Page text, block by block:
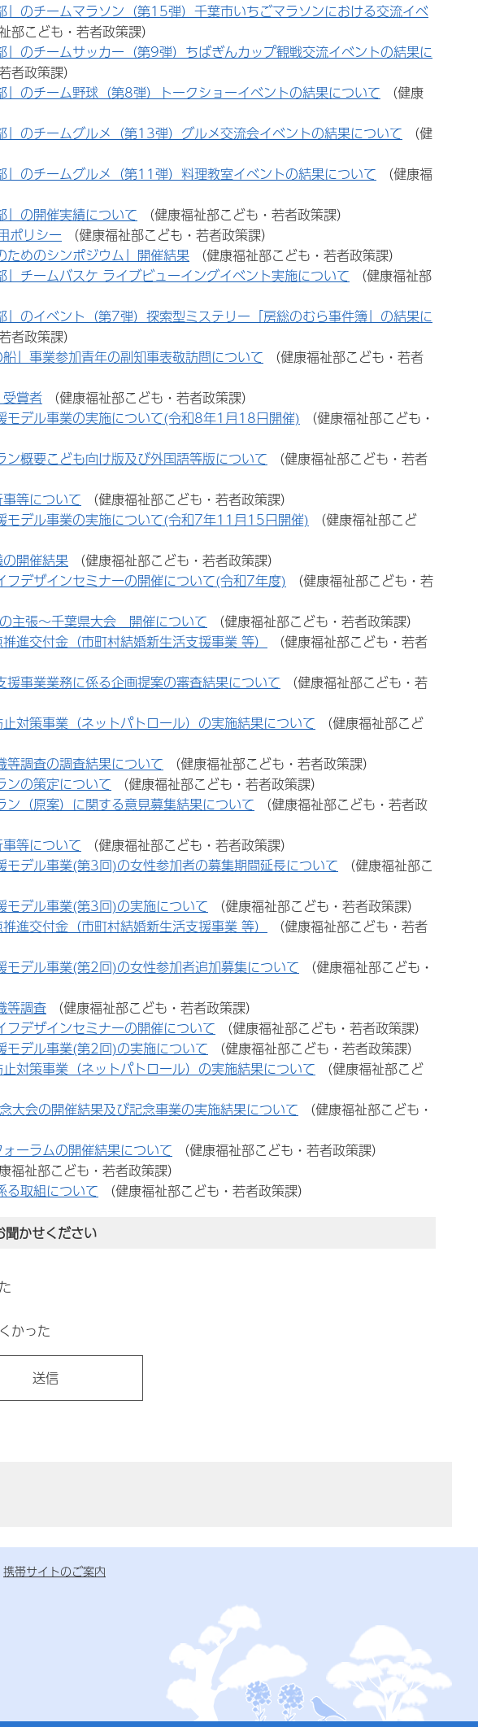
」のチームマラソン（第15弾）千葉市いちごマラソンにおける交流イベ
部こども・若者政策課）
のチームサッカー（第9弾）ちばぎんカップ観戦交流イベントの結果に
者政策課）
のチーム野球（第8弾）トークショーイベントの結果について
」のチームグルメ（第13弾）グルメ交流会イベントの結果について
」のチームグルメ（第11弾）料理教室イベントの結果について
」の開催実績について
（健康福祉部こども・若者政策課）
ポリシー
（健康福祉部こども・若者政策課）
ためのシンポジウム」開催結果
（健康福祉部こども・若者政策課）
チームバスケ ライブビューイングイベント実施について
のイベント（第7弾）探索型ミステリー「房総のむら事件簿」の結果に
者政策課）
」事業参加青年の副知事表敬訪問について
賞者
（健康福祉部こども・若者政策課）
モデル事業の実施について(令和8年1月18日開催)
概要こども向け版及び外国語等版について
等について
（健康福祉部こども・若者政策課）
モデル事業の実施について(令和7年11月15日開催)
開催結果
（健康福祉部こども・若者政策課）
フデザインセミナーの開催について(令和7年度)
主張～千葉県大会 開催について
（健康福祉部こども・若者政策課）
進交付金（市町村結婚新生活支援事業 等）
事業業務に係る企画提案の審査結果について
対策事業（ネットパトロール）の実施結果について
調査の調査結果について
（健康福祉部こども・若者政策課）
ンの策定について
（健康福祉部こども・若者政策課）
（原案）に関する意見募集結果について
等について
（健康福祉部こども・若者政策課）
モデル事業(第3回)の女性参加者の募集期間延長について
モデル事業(第3回)の実施について
（健康福祉部こども・若者政策課）
進交付金（市町村結婚新生活支援事業 等）
モデル事業(第2回)の女性参加者追加募集について
等調査
（健康福祉部こども・若者政策課）
デザインセミナーの開催について
（健康福祉部こども・若者政策課）
モデル事業(第2回)の実施について
（健康福祉部こども・若者政策課）
対策事業（ネットパトロール）の実施結果について
大会の開催結果及び記念事業の実施結果について
ーラムの開催結果について
（健康福祉部こども・若者政策課）
康福祉部こども・若者政策課）
る取組について （健康福祉部こども・若者政策課）
聞かせください
かった
携帯サイトのご案内